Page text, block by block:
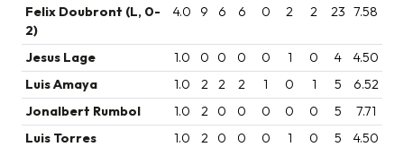
Felix Doubront (L, 0-
2)
4.0 9 6 6 0 2 2 23 7.58
Jesus Lage 1.0 0 0 0 0 1 0 4
4.50
Luis Amaya
1.0 2 2 2 1 0 1 5
6.52
Jonalbert Rumbol
1.0 2 0 0 0 0 0 5
7.71
Luis Torres
1.0 2 0 0 0 1 0 5
4.50